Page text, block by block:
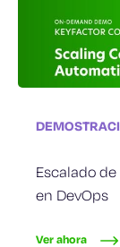
Escalado
en DevOps
Ver ahora
Aprovisione
dispositivos
Ver ahora
Firma de